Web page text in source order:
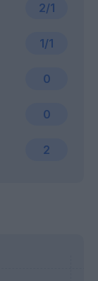
2/1
0
1/1
2
0